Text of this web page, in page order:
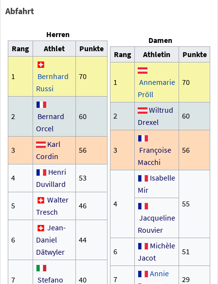
Abfahrt
Herren
Rang
Athlet Punkte
1
Bernhard
Russi
70
2
Bernard
Orcel
60
3
Karl
Cordin
56
4
Henri
Duvillard
53
5
Walter
Tresch
46
6
Jean-
Daniel
Dätwyler
44
7
Stefano
40
Damen
Rang
Athletin Punkte
1
Annemarie
Pröll
70
2
Wiltrud
Drexel
60
3
Françoise
Macchi
56
4
Isabelle
Mir
55
Jacqueline
Rouvier
6
Michèle
Jacot
51
7
Annie
29